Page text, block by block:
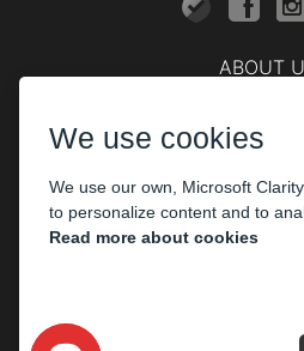
ABOUT
The
Corporate
We use cookies
We use our own, Microsoft
to personalize content and to
Read more about cookies